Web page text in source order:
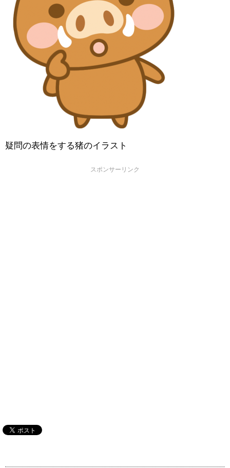
疑問の表情をする猪のイラスト
スポンサーリンク